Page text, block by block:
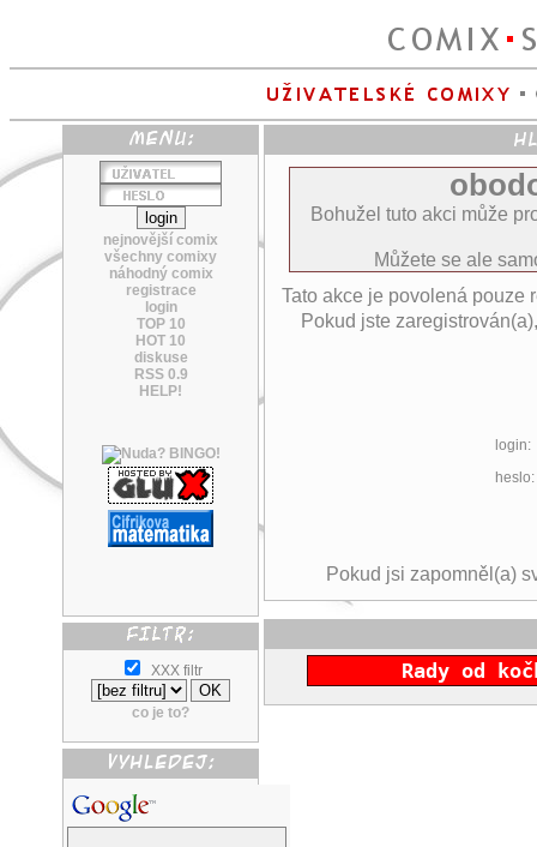
nejnovější comix
všechny comixy
náhodný comix
registrace
login
TOP 10
HOT 10
diskuse
RSS 0.9
HELP!
XXX filtr
co je to?
Bohužel tuto akci může
Můžete se ale
Tato akce je povolená pouze
Pokud jste
login:
heslo:
Pokud jsi zapomněl(a)
Rady od